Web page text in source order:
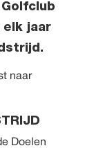
Golfclub
elk jaar
naar
Doelen